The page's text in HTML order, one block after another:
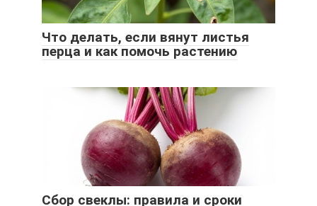
Что делать, если вянут листья
перца и как помочь растению
Сбор свеклы: правила и сроки